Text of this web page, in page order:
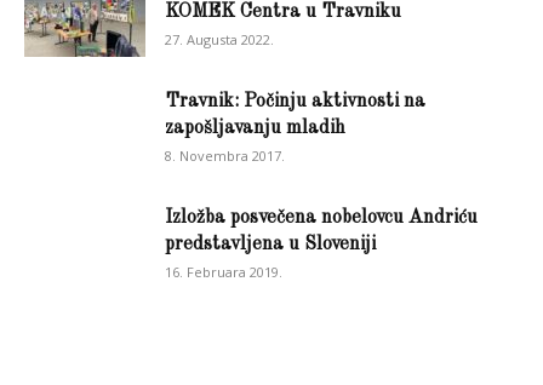
KOMEK Centra u Travniku
27. Augusta 2022.
Travnik: Počinju aktivnosti na
zapošljavanju mladih
8. Novembra 2017.
Izložba posvečena nobelovcu Andriću
predstavljena u Sloveniji
16. Februara 2019.